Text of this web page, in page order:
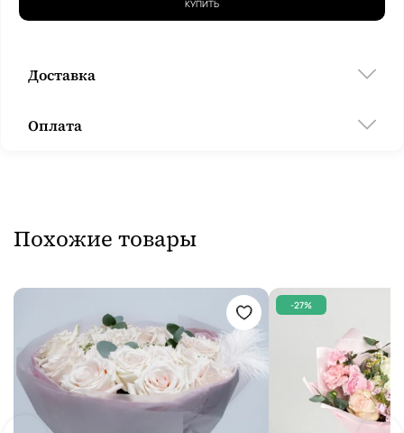
КУПИТЬ
Доставка
Оплата
Похожие товары
-27%